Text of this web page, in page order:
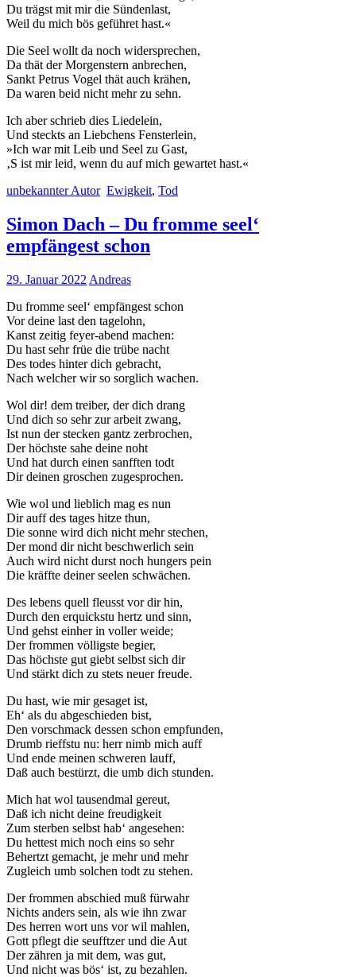
Du trägst mit mir die Sündenlast,
Weil du mich bös geführet hast.«
Die Seel wollt da noch widersprechen,
Da thät der Morgenstern anbrechen,
Sankt Petrus Vogel thät auch krähen,
Da waren beid nicht mehr zu sehn.
Ich aber schrieb dies Liedelein,
Und steckts an Liebchens Fensterlein,
»Ich war mit Leib und Seel zu Gast,
‚S ist mir leid, wenn du auf mich gewartet hast.«
unbekannter Autor Ewigkeit, Tod
Simon Dach – Du fromme seel‘
empfängest schon
29. Januar 2022 Andreas
Du fromme seel‘ empfängest schon
Vor deine last den tagelohn,
Kanst zeitig feyer-abend machen:
Du hast sehr früe die trübe nacht
Des todes hinter dich gebracht,
Nach welcher wir so sorglich wachen.
Wol dir! dem treiber, der dich drang
Und dich so sehr zur arbeit zwang,
Ist nun der stecken gantz zerbrochen,
Der höchste sahe deine noht
Und hat durch einen sanfften todt
Dir deinen groschen zugesprochen.
Wie wol und lieblich mag es nun
Dir auff des tages hitze thun,
Die sonne wird dich nicht mehr stechen,
Der mond dir nicht beschwerlich sein
Auch wird nicht durst noch hungers pein
Die kräffte deiner seelen schwächen.
Des lebens quell fleusst vor dir hin,
Durch den erquickstu hertz und sinn,
Und gehst einher in voller weide;
Der frommen völligste begier,
Das höchste gut giebt selbst sich dir
Und stärkt dich zu stets neuer freude.
Du hast, wie mir gesaget ist,
Eh‘ als du abgeschieden bist,
Den vorschmack dessen schon empfunden,
Drumb rieffstu nu: herr nimb mich auff
Und ende meinen schweren lauff,
Daß auch bestürzt, die umb dich stunden.
Mich hat wol tausendmal gereut,
Daß ich nicht deine freudigkeit
Zum sterben selbst hab‘ angesehen:
Du hettest mich noch eins so sehr
Behertzt gemacht, je mehr und mehr
Zugleich umb solchen todt zu stehen.
Der frommen abschied muß fürwahr
Nichts anders sein, als wie ihn zwar
Des herren wort uns vor wil mahlen,
Gott pflegt die seufftzer und die Aut
Der zähren ja mit dem, was gut,
Und nicht was bös‘ ist, zu bezahlen.